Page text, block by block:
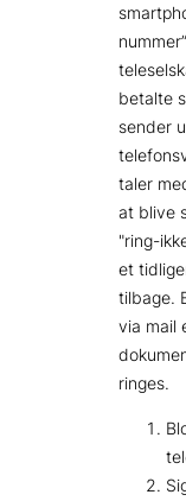
betalte
sender
taler
at blive
ring-
et
tilbage.
via mail
ringes.